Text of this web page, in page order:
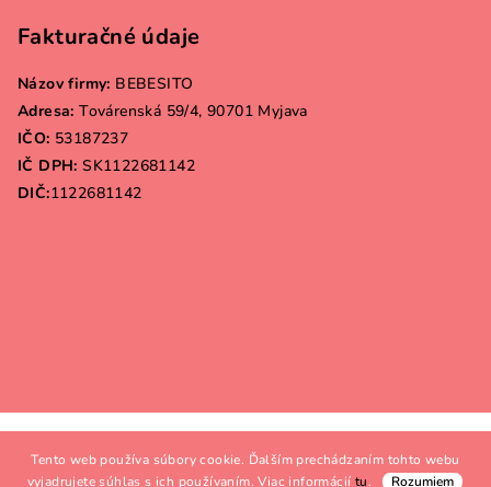
Tento web používa súbory cookie. Ďalším prechádzaním tohto webu
vyjadrujete súhlas s ich používaním. Viac informácií tu. Rozumiem
Fakturačné údaje
Názov firmy: BEBESITO
Adresa: Továrenská 59/4, 90701 Myjava
IČO: 53187237
IČ DPH: SK1122681142
DIČ:1122681142
Copyright 2026Bebesito.sk. Všetky práva vyhradené.
Vytvoril Shoptet